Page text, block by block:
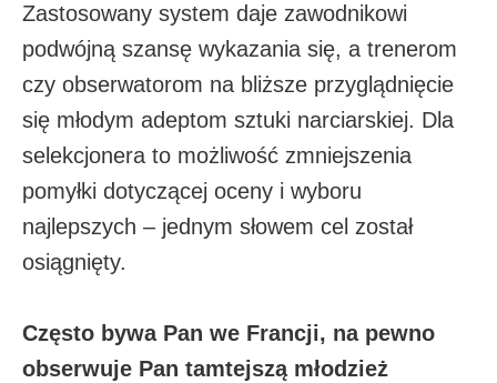
Zastosowany system daje zawodnikowi
podwójną szansę wykazania się, a trenerom
czy obserwatorom na bliższe przyglądnięcie
się młodym adeptom sztuki narciarskiej. Dla
selekcjonera to możliwość zmniejszenia
pomyłki dotyczącej oceny i wyboru
najlepszych – jednym słowem cel został
osiągnięty.
Często bywa Pan we Francji, na pewno
obserwuje Pan tamtejszą młodzież